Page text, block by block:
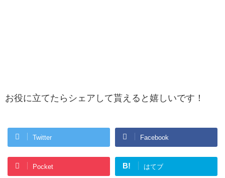
お役に立てたらシェアして貰えると嬉しいです！
Twitter Facebook
Pocket B! はてブ